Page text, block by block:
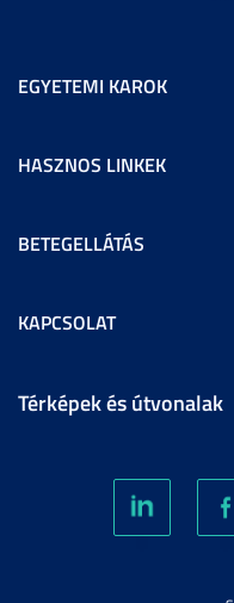
EGYETEMI KAROK
HASZNOS LINKEK
BETEGELLÁTÁS
KAPCSOLAT
Térképek és útvonalak